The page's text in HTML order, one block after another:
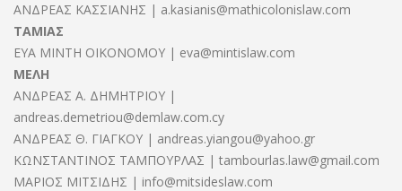
ΑΝΔΡΕΑΣ ΚΑΣΣΙΑΝΗΣ | a.kasianis@mathicolonislaw.com
ΤΑΜΙΑΣ
ΕΥΑ ΜΙΝΤΗ ΟΙΚΟΝΟΜΟΥ | eva@mintislaw.com
ΜΕΛΗ
ΑΝΔΡΕΑΣ Α. ΔΗΜΗΤΡΙΟΥ |
andreas.demetriou@demlaw.com.cy
ΑΝΔΡΕΑΣ Θ. ΓΙΑΓΚΟΥ | andreas.yiangou@yahoo.gr
ΚΩΝΣΤΑΝΤΙΝΟΣ ΤΑΜΠΟΥΡΛΑΣ | tambourlas.law@gmail.com
ΜΑΡΙΟΣ ΜΙΤΣΙΔΗΣ | info@mitsideslaw.com